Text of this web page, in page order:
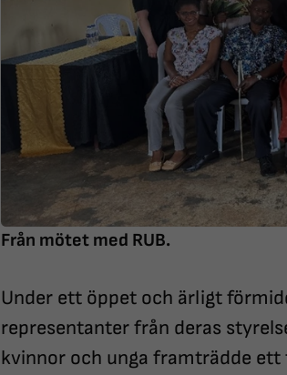
Från mötet med RUB.
Under ett öppet och ärligt
representanter från deras
kvinnor och unga framträdde ett